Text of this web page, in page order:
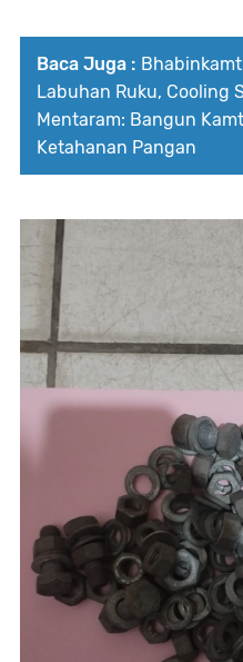
Baca Juga :
Labuhan Ruku, Cooling
Mentaram: Bangun
Ketahanan Pangan